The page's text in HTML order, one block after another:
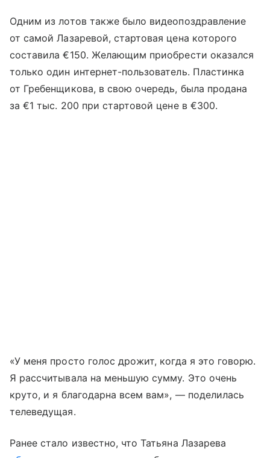
Одним из лотов также было видеопоздравление
от самой Лазаревой, стартовая цена которого
составила €150. Желающим приобрести оказался
только один интернет-пользователь. Пластинка
от Гребенщикова, в свою очередь, была продана
за €1 тыс. 200 при стартовой цене в €300.
«У меня просто голос дрожит, когда я это говорю.
Я рассчитывала на меньшую сумму. Это очень
круто, и я благодарна всем вам», — поделилась
телеведущая.
Ранее стало известно, что Татьяна Лазарева